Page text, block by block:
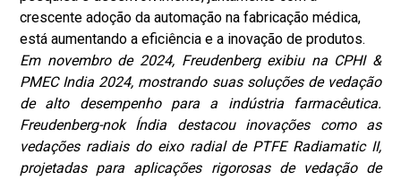
crescente adoção da automação na fabricação médica,
está aumentando a eficiência e a inovação de produtos.
Em novembro de 2024, Freudenberg exibiu na CPHI &
PMEC India 2024, mostrando suas soluções de vedação
de alto desempenho para a indústria farmacêutica.
Freudenberg-nok Índia destacou inovações como as
vedações radiais do eixo radial de PTFE Radiamatic II,
projetadas para aplicações rigorosas de vedação de